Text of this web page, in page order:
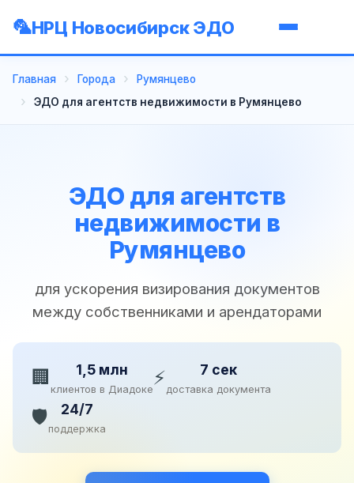
НРЦ Новосибирск ЭДО
Главная Города
Румянцево
ЭДО для агентств недвижимости в Румянцево
ЭДО для агентств
недвижимости в
Румянцево
для ускорения визирования документов
между собственниками и арендаторами
🏢 1,5 млн
клиентов в Диадоке⚡ 7 сек
доставка документа
🛡️ 24/7
поддержка